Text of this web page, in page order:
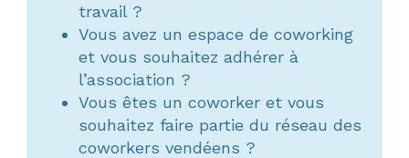
travail ?
Vous avez un espace de coworking
et vous souhaitez adhérer à
l’association ?
Vous êtes un coworker et vous
souhaitez faire partie du réseau des
coworkers vendéens ?